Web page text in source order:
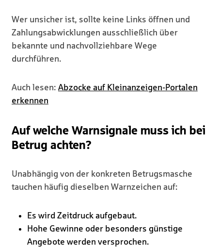
Wer unsicher ist, sollte keine Links öffnen und
Zahlungsabwicklungen ausschließlich über
bekannte und nachvollziehbare Wege
durchführen.
Auch lesen: Abzocke auf Kleinanzeigen-Portalen
erkennen
Auf welche Warnsignale muss ich bei
Betrug achten?
Unabhängig von der konkreten Betrugsmasche
tauchen häufig dieselben Warnzeichen auf:
Es wird Zeitdruck aufgebaut.
Hohe Gewinne oder besonders günstige
Angebote werden versprochen.